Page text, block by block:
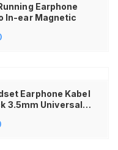
Earphone
In-ear Magnetic
Earphone Kabel
3.5mm Universal
Suara Stereo